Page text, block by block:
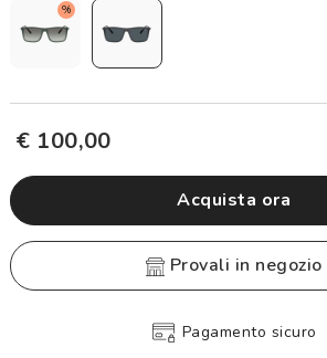
%
€ 100,00
Acquista ora
provali in negozio
Pagamento sicuro